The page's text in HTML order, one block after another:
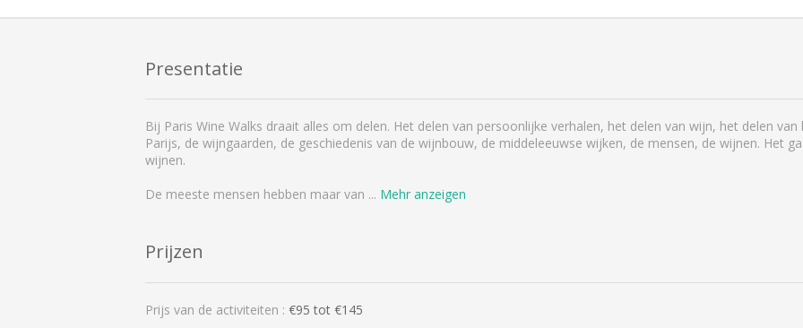
Presentatie
Bij Paris Wine Walks draait alles om delen. Het delen van persoonlijke verhalen, het delen van wijn, het delen
Parijs, de wijngaarden, de geschiedenis van de wijnbouw, de middeleeuwse wijken, de mensen, de wijnen. Het
wijnen.
De meeste mensen hebben maar van ... Mehr anzeigen
Prijzen
Prijs van de activiteiten : €95 tot €145